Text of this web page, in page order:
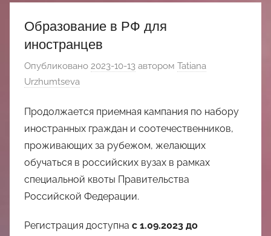
俄
罗
斯
文
化
中
心
ПЕКИНЕ
Образование в РФ для
иностранцев
Опубликовано 2023-10-13 автором Tatiana
Urzhumtseva
Продолжается приемная кампания по набору
иностранных граждан и соотечественников,
проживающих за рубежом, желающих
обучаться в российских вузах в рамках
специальной квоты Правительства
Российской Федерации.
Регистрация доступна с 1.09.2023 до